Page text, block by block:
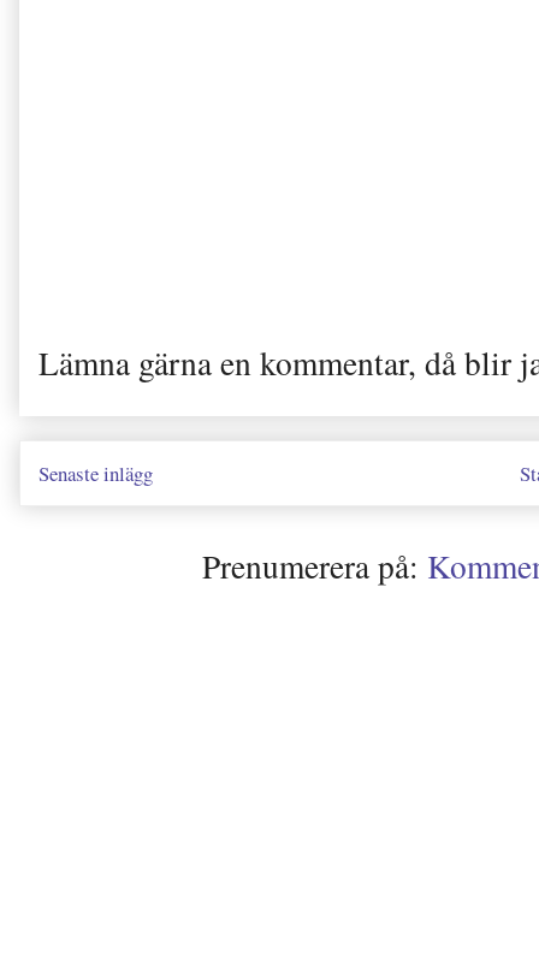
Lämna gärna en kommentar, då blir
Senaste inlägg
Prenumerera på: